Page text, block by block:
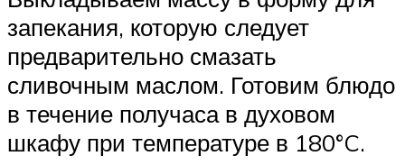
запекания, которую следует
предварительно смазать
сливочным маслом. Готовим блюдо
в течение получаса в духовом
шкафу при температуре в 180°C.